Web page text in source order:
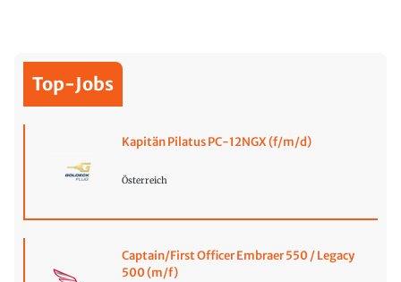
Top-Jobs
Kapitän Pilatus PC-12NGX (f/m/d)
Österreich
Captain/First Officer Embraer 550 / Legacy
500 (m/f)